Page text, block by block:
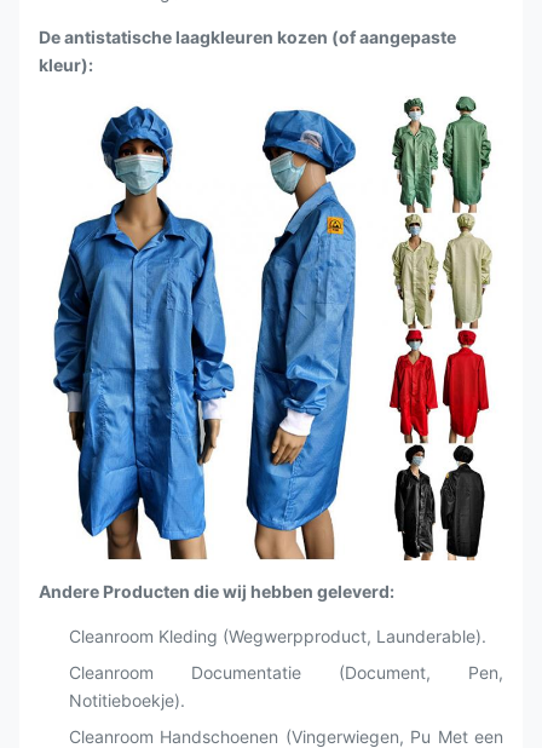
De antistatische laagkleuren kozen (of aangepaste
kleur):
Andere Producten die wij hebben geleverd:
Cleanroom Kleding (Wegwerpproduct, Launderable).
Cleanroom Documentatie (Document, Pen,
Notitieboekje).
Cleanroom Handschoenen (Vingerwiegen, Pu Met een